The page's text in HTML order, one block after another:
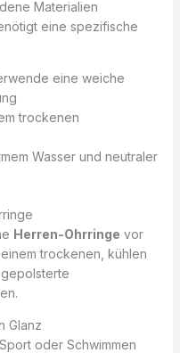
Materialien
eine spezifische
eine weiche
trockenen
Wasser und neutraler
Herren-Ohrringe vor
trockenen, kühlen
Glanz
oder Schwimmen